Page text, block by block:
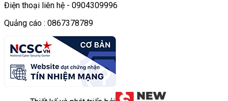
Điện thoại liên hệ - 0904309996
Quảng cáo : 0867378789